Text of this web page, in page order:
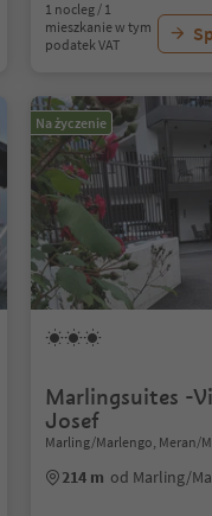
1 nocleg / 1
mieszkanie w tym
podatek VAT
Na życzenie
Marlingsuites -
Josef
Marling/Marlengo, Meran/
214 m od Marling/